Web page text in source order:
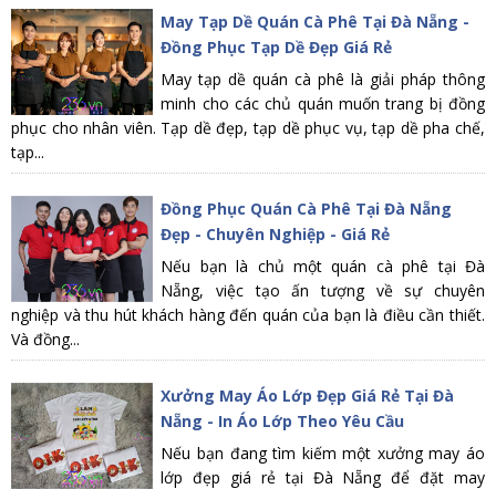
May Tạp Dề Quán Cà Phê Tại Đà Nẵng -
Đồng Phục Tạp Dề Đẹp Giá Rẻ
May tạp dề quán cà phê là giải pháp thông
minh cho các chủ quán muốn trang bị đồng
phục cho nhân viên. Tạp dề đẹp, tạp dề phục vụ, tạp dề pha chế,
tạp...
Đồng Phục Quán Cà Phê Tại Đà Nẵng
Đẹp - Chuyên Nghiệp - Giá Rẻ
Nếu bạn là chủ một quán cà phê tại Đà
Nẵng, việc tạo ấn tượng về sự chuyên
nghiệp và thu hút khách hàng đến quán của bạn là điều cần thiết.
Và đồng...
Xưởng May Áo Lớp Đẹp Giá Rẻ Tại Đà
Nẵng - In Áo Lớp Theo Yêu Cầu
Nếu bạn đang tìm kiếm một xưởng may áo
lớp đẹp giá rẻ tại Đà Nẵng để đặt may